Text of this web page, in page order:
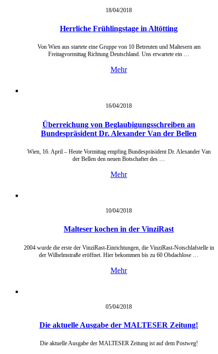
18/04/2018
Herrliche Frühlingstage in Altötting
Von Wien aus startete eine Gruppe von 10 Betreuten und Maltesern am
Freitagvormittag Richtung Deutschland. Uns erwartete ein …
Mehr
16/04/2018
Überreichung von Beglaubigungsschreiben an
Bundespräsident Dr. Alexander Van der Bellen
Wien, 16. April – Heute Vormittag empfing Bundespräsident Dr. Alexander Van
der Bellen den neuen Botschafter des …
Mehr
10/04/2018
Malteser kochen in der VinziRast
2004 wurde die erste der VinziRast-Einrichtungen, die VinziRast-Notschlafstelle in
der Wilhelmstraße eröffnet. Hier bekommen bis zu 60 Obdachlose …
Mehr
05/04/2018
Die aktuelle Ausgabe der MALTESER Zeitung!
Die aktuelle Ausgabe der MALTESER Zeitung ist auf dem Postweg!